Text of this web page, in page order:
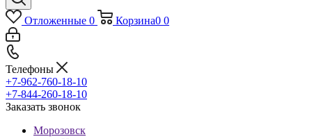
Отложенные 0 Корзина0 0
Телефоны
+7-962-760-18-10
+7-844-260-18-10
Заказать звонок
Морозовск